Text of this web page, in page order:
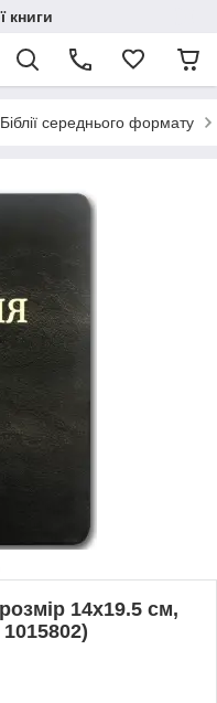
книги
Біблії середнього формату
14х19.5 см,
1015802)